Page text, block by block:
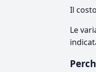
Il
Le